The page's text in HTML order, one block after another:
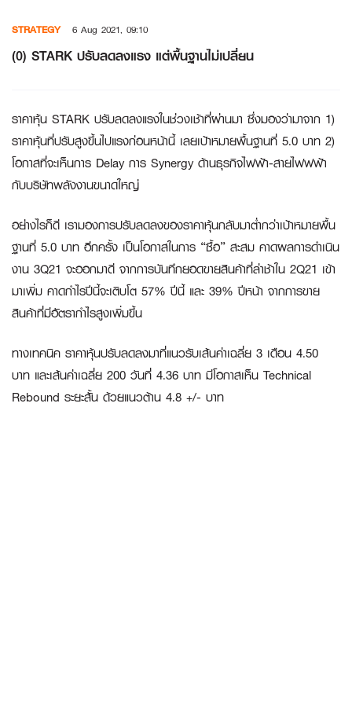
content
STRATEGY 6 Aug 2021, 09:10
(0) STARK ปรับลดลงแรง แต่พื้นฐานไม่เปลี่ยน
ราคาหุ้น STARK ปรับลดลงแรงในช่วงเช้าที่ผ่านมา ซึ่งมองว่ามาจาก 1)
ราคาหุ้นที่ปรับสูงขึ้นไปแรงก่อนหน้านี้ เลยเป้าหมายพื้นฐานที่ 5.0 บาท 2)
โอกาสที่จะเห็นการ Delay การ Synergy ด้านธุรกิจไฟฟ้า-สายไฟฟฟ้า
กับบริษัทพลังงานขนาดใหญ่
อย่างไรก็ดี เรามองการปรับลดลงของราคาหุ้นกลับมาต่ำกว่าเป้าหมายพื้น
ฐานที่ 5.0 บาท อีกครั้ง เป็นโอกาสในการ “ซื้อ” สะสม คาดผลการดำเนิน
งาน 3Q21 จะออกมาดี จากการบันทึกยอดขายสินค้าที่ล่าช้าใน 2Q21 เข้า
มาเพิ่ม คาดกำไรปีนี้จะเติบโต 57% ปีนี้ และ 39% ปีหน้า จากการขาย
สินค้าที่มีอัตรากำไรสูงเพิ่มขึ้น
ทางเทคนิค ราคาหุ้นปรับลดลงมาที่แนวรับเส้นค่าเฉลี่ย 3 เดือน 4.50
บาท และเส้นค่าเฉลี่ย 200 วันที่ 4.36 บาท มีโอกาสเห็น Technical
Rebound ระยะสั้น ด้วยแนวต้าน 4.8 +/- บาท